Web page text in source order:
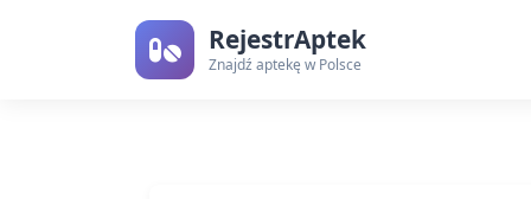
RejestrAptek
Znajdź aptekę w Polsce